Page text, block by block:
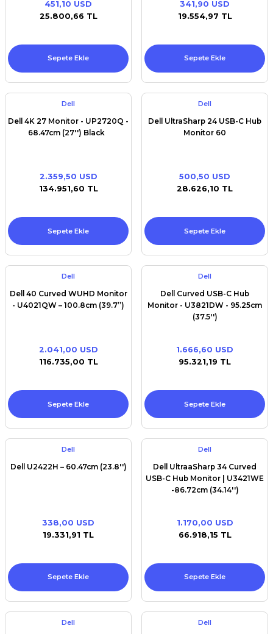
/ XPS+GPU
451,10 USD
25.800,66 TL
Sepete Ekle
341,90 USD
19.554,97 TL
Sepete Ekle
Dell
Dell 4K 27 Monitor - UP2720Q -
68.47cm (27'') Black
2.359,50 USD
134.951,60 TL
Sepete Ekle
Dell
Dell UltraSharp 24 USB-C Hub
Monitor 60
500,50 USD
28.626,10 TL
Sepete Ekle
Dell
Dell 40 Curved WUHD Monitor
- U4021QW – 100.8cm (39.7’’)
2.041,00 USD
116.735,00 TL
Sepete Ekle
Dell
Dell Curved USB-C Hub
Monitor - U3821DW - 95.25cm
(37.5'')
1.666,60 USD
95.321,19 TL
Sepete Ekle
Dell
Dell U2422H – 60.47cm (23.8'')
338,00 USD
19.331,91 TL
Sepete Ekle
Dell
Dell UltraaSharp 34 Curved
USB-C Hub Monitor | U3421WE
-86.72cm (34.14'')
1.170,00 USD
66.918,15 TL
Sepete Ekle
Dell Dell